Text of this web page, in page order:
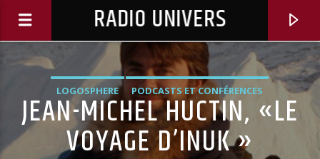
RADIO UNIVERS
LOGOSPHERE PODCASTS ET CONFÉRENCES
JEAN-MICHEL HUCTIN, «LE
VOYAGE D’INUK »